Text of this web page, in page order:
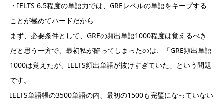
・IELTS 6.5程度の単語力では、GREレベルの単語をキープする
ことが極めてハードだから
まず、必要条件として、GREの頻出単語1000程度は覚えるべき
だと思う一方で、最初私が陥ってしまったのは、「GRE頻出単語
1000は覚えたが、IELTS頻出単語が抜けすぎていた」という問題
です。
IELTS単語帳の3500単語の内、最初の1500も完璧になっていない